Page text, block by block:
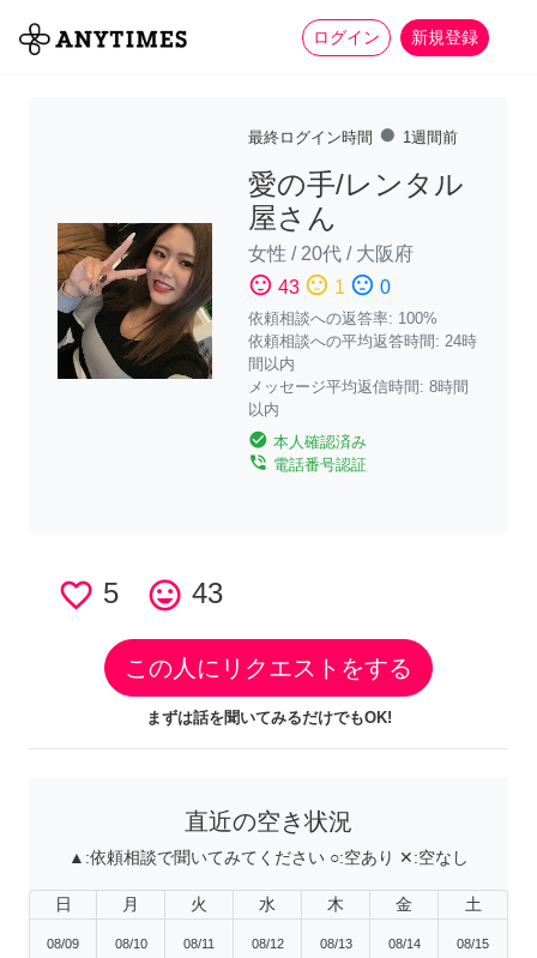
ログイン 新規登録
全て 家事 more_horiz
最終ログイン時間 fiber_manual_record 1週間前
愛の手/レンタル
屋さん
女性 / 20代 / 大阪府
sentiment_satisfied 43 sentiment_neutral 1 sentiment_dissatisfied 0
依頼相談への返答率: 100%
依頼相談への平均返答時間: 24時
間以内
メッセージ平均返信時間: 8時間
以内
check_circle 本人確認済み
phone_in_talk 電話番号認証
favorite_border 5 tag_faces 43
この人にリクエストをする
まずは話を聞いてみるだけでもOK!
直近の空き状況
▲:依頼相談で聞いてみてください ○:空あり ✕:空なし
日 月 火 水 木 金 土
08/09 08/10 08/11 08/12 08/13 08/14 08/15